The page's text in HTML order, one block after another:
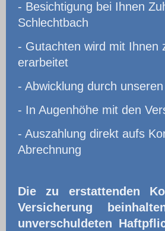
- Besichtigung bei Ihnen
Schlechtbach
- Gutachten wird mit Ihnen
erarbeitet
- Abwicklung durch
- In Augenhöhe mit den
- Auszahlung direkt aufs
Abrechnung
Die zu erstattenden
Versicherung
unverschuldeten